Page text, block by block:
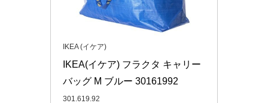
IKEA (イケア)
IKEA(イケア) フラクタ キャリー
バッグ M ブルー 30161992
301.619.92